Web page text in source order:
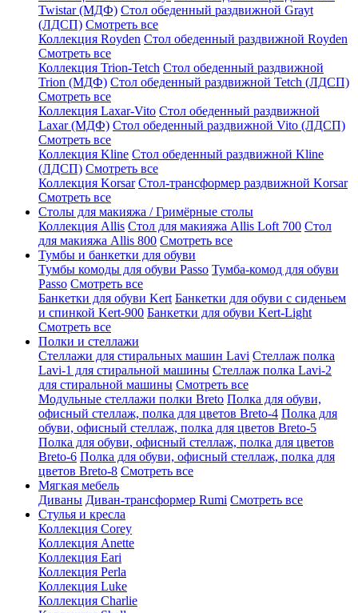
Twistar (МДФ) Стол обеденный раздвижной Grayt
(ЛДСП) Смотреть все
Коллекция Royden Стол обеденный раздвижной Royden
Смотреть все
Коллекция Trion-Tetch Стол обеденный раздвижной
Trion (МДФ) Стол обеденный раздвижной Tetch (ЛДСП)
Смотреть все
Коллекция Laxar-Vito Стол обеденный раздвижной
Laxar (МДФ) Стол обеденный раздвижной Vito (ЛДСП)
Смотреть все
Коллекция Kline Стол обеденный раздвижной Kline
(ЛДСП) Смотреть все
Коллекция Korsar Стол-трансформер раздвижной Korsar
Смотреть все
Столы для макияжа / Гримёрные столы
Коллекция Allis Стол для макияжа Allis Loft 700 Стол
для макияжа Allis 800 Смотреть все
Тумбы и банкетки для обуви
Тумбы комоды для обуви Passo Тумба-комод для обуви
Passo Смотреть все
Банкетки для обуви Kert Банкетки для обуви с сиденьем
и спинкой Kert-900 Банкетки для обуви Kert-Light
Смотреть все
Полки и стеллажи
Стеллажи для стиральных машин Lavi Стеллаж полка
Lavi-1 для стиральной машины Стеллаж полка Lavi-2
для стиральной машины Смотреть все
Модульные стеллажи полки Breto Полка для обуви,
офисный стеллаж, полка для цветов Breto-4 Полка для
обуви, офисный стеллаж, полка для цветов Breto-5
Полка для обуви, офисный стеллаж, полка для цветов
Breto-6 Полка для обуви, офисный стеллаж, полка для
цветов Breto-8 Смотреть все
Мягкая мебель
Диваны Диван-трансформер Rumi Смотреть все
Стулья и кресла
Коллекция Corey
Коллекция Anette
Коллекция Eari
Коллекция Perla
Коллекция Luke
Коллекция Charlie